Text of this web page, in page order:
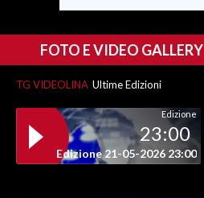
SPIAGGE
STORE
FOTO E VIDEO GALLERY
TG VIDEOLINA Ultime Edizioni
Edizione
23:00
Edizione 21-05-2026 23:00